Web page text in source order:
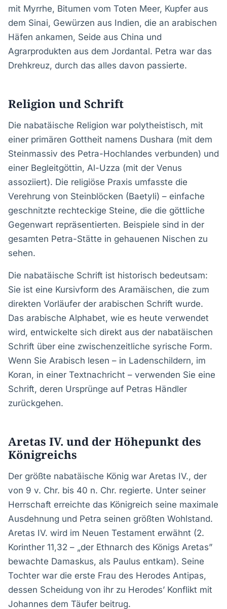
mit Myrrhe, Bitumen vom Toten Meer, Kupfer aus
dem Sinai, Gewürzen aus Indien, die an arabischen
Häfen ankamen, Seide aus China und
Agrarprodukten aus dem Jordantal. Petra war das
Drehkreuz, durch das alles davon passierte.
Religion und Schrift
Die nabatäische Religion war polytheistisch, mit
einer primären Gottheit namens Dushara (mit dem
Steinmassiv des Petra-Hochlandes verbunden) und
einer Begleitgöttin, Al-Uzza (mit der Venus
assoziiert). Die religiöse Praxis umfasste die
Verehrung von Steinblöcken (Baetyli) – einfache
geschnitzte rechteckige Steine, die die göttliche
Gegenwart repräsentierten. Beispiele sind in der
gesamten Petra-Stätte in gehauenen Nischen zu
sehen.
Die nabatäische Schrift ist historisch bedeutsam:
Sie ist eine Kursivform des Aramäischen, die zum
direkten Vorläufer der arabischen Schrift wurde.
Das arabische Alphabet, wie es heute verwendet
wird, entwickelte sich direkt aus der nabatäischen
Schrift über eine zwischenzeitliche syrische Form.
Wenn Sie Arabisch lesen – in Ladenschildern, im
Koran, in einer Textnachricht – verwenden Sie eine
Schrift, deren Ursprünge auf Petras Händler
zurückgehen.
Aretas IV. und der Höhepunkt des
Königreichs
Der größte nabatäische König war Aretas IV., der
von 9 v. Chr. bis 40 n. Chr. regierte. Unter seiner
Herrschaft erreichte das Königreich seine maximale
Ausdehnung und Petra seinen größten Wohlstand.
Aretas IV. wird im Neuen Testament erwähnt (2.
Korinther 11,32 – „der Ethnarch des Königs Aretas”
bewachte Damaskus, als Paulus entkam). Seine
Tochter war die erste Frau des Herodes Antipas,
dessen Scheidung von ihr zu Herodes’ Konflikt mit
Johannes dem Täufer beitrug.